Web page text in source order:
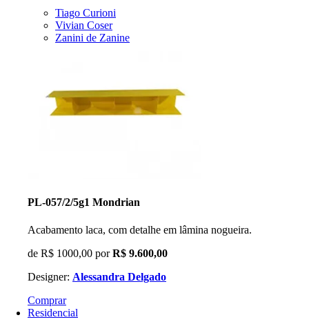
Tiago Curioni
Vivian Coser
Zanini de Zanine
PL-057/2/5g1 Mondrian
Acabamento laca, com detalhe em lâmina nogueira.
de R$ 1000,00 porR$ 9.600,00
Designer: Alessandra Delgado
Comprar
Residencial